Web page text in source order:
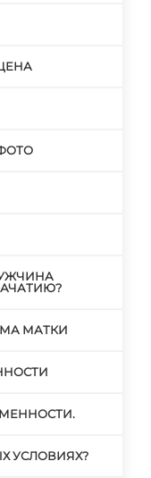
МАТКИ
УСЛОВИЯХ?